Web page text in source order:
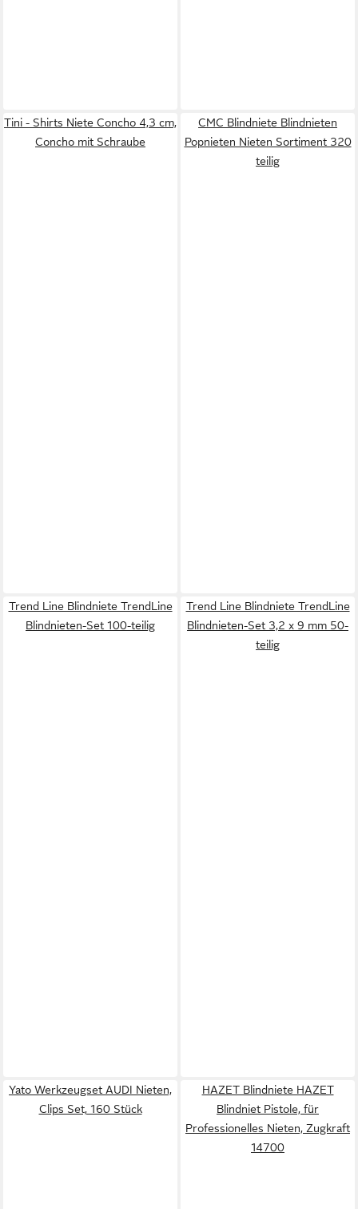
Tini - Shirts Niete Concho 4,3 cm,
Concho mit Schraube
CMC Blindniete Blindnieten
Popnieten Nieten Sortiment 320
teilig
Trend Line Blindniete TrendLine
Blindnieten-Set 100-teilig
Trend Line Blindniete TrendLine
Blindnieten-Set 3,2 x 9 mm 50-
teilig
Yato Werkzeugset AUDI Nieten,
Clips Set, 160 Stück
HAZET Blindniete HAZET
Blindniet Pistole, für
Professionelles Nieten, Zugkraft
14700